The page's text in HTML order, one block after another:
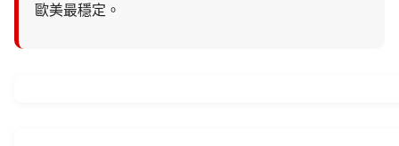
歐美最穩定。